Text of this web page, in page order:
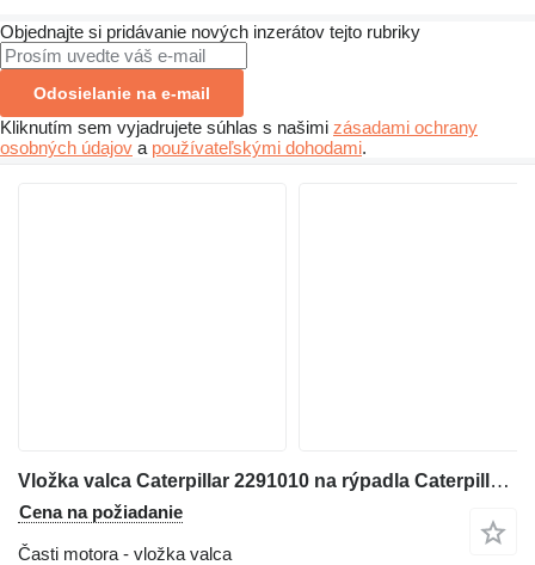
Objednajte si pridávanie nových inzerátov tejto rubriky
Odosielanie na e-mail
Kliknutím sem vyjadrujete súhlas s našimi zásadami ochrany
osobných údajov a používateľskými dohodami.
Vložka valca Caterpillar 2291010 na rýpadla Caterpillar 312C 314C 345C 330D 324D 325D 336D 336E 349E M330D M325D
Cena na požiadanie
Časti motora - vložka valca